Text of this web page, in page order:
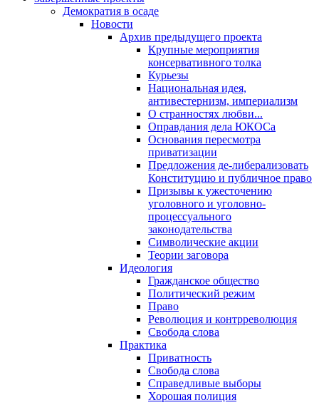
Демократия в осаде
Новости
Архив предыдущего проекта
Крупные мероприятия
консервативного толка
Курьезы
Национальная идея,
антивестернизм, империализм
О странностях любви...
Оправдания дела ЮКОСа
Основания пересмотра
приватизации
Предложения де-либерализовать
Конституцию и публичное право
Призывы к ужесточению
уголовного и уголовно-
процессуального
законодательства
Символические акции
Теории заговора
Идеология
Гражданское общество
Политический режим
Право
Революция и контрреволюция
Свобода слова
Практика
Приватность
Свобода слова
Справедливые выборы
Хорошая полиция